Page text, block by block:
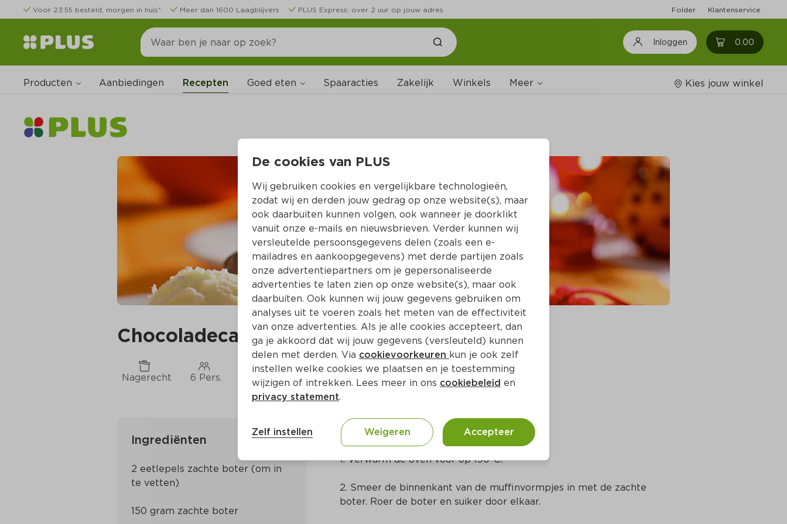
Voor 23:55 besteld, morgen in huis* Meer dan 1600 Laagblijvers PLUS Express: over 2 uur op jouw adres Folder Klantenservice
Inloggen 0.00 0
Producten Aanbiedingen Recepten Goed eten Spaaracties Zakelijk Winkels Meer
Wijnshop
Boodschappenlijstjes
Kies jouw winkel
Chocoladecakejes met zachte vulling en ijs
Nagerecht 6 Pers. Ca. 15 Min Frans
Ingrediënten
2 eetlepels zachte boter (om in
Bereidingswijze
1. Verwarm de oven voor op 190°C.
2. Smeer de binnenkant van de muffinvormpjes in met de zachte
boter. Roer de boter en suiker door elkaar.
De cookies van PLUS
Wij gebruiken cookies en vergelijkbare technologieën,
zodat wij en derden jouw gedrag op onze website(s), maar
ook daarbuiten kunnen volgen, ook wanneer je doorklikt
vanuit onze e-mails en nieuwsbrieven. Verder kunnen wij
versleutelde persoonsgegevens delen (zoals een e-
mailadres en aankoopgegevens) met derde partijen zoals
onze advertentiepartners om je gepersonaliseerde
advertenties te laten zien op onze website(s), maar ook
daarbuiten. Ook kunnen wij jouw gegevens gebruiken om
analyses uit te voeren zoals het meten van de effectiviteit
van onze advertenties. Als je alle cookies accepteert, dan
ga je akkoord dat wij jouw gegevens (versleuteld) kunnen
delen met derden. Via cookievoorkeuren kun je ook zelf
instellen welke cookies we plaatsen en je toestemming
wijzigen of intrekken. Lees meer in ons cookiebeleid en
privacy statement.
Zelf instellen Weigeren Accepteer